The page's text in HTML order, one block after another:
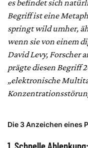
es befindet sich
Begriff ist eine
springt wild umher,
wenn sie von einem
David Levy, Forscher
prägte diesen Begriff
„elektronische
Die 3 Anzeichen eines